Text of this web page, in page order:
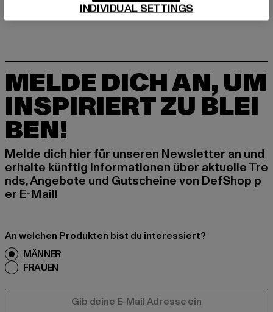
MELDE DICH AN, UM
INSPIRIERT ZU BLEI
BEN!
Melde dich hier für unseren Newsletter an und
erhalte künftig Informationen über aktuelle Tre
nds, Angebote und Gutscheine von DefShop p
er E-Mail!
An welchen Produkten bist du interessiert?
MÄNNER
FRAUEN
INDIVIDUAL SETTINGS